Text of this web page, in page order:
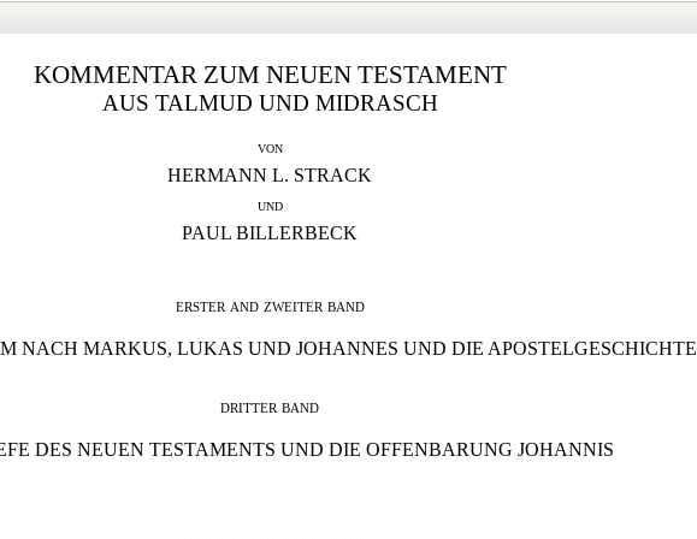
KOMMENTAR ZUM NEUEN TESTAMENT
AUS TALMUD UND MIDRASCH
von
HERMANN L. STRACK
und
PAUL BILLERBECK
erster and zweiter band
NACH MARKUS, LUKAS UND JOHANNES UND DIE APOSTELGESCHICHTE
dritter band
DES NEUEN TESTAMENTS UND DIE OFFENBARUNG JOHANNIS